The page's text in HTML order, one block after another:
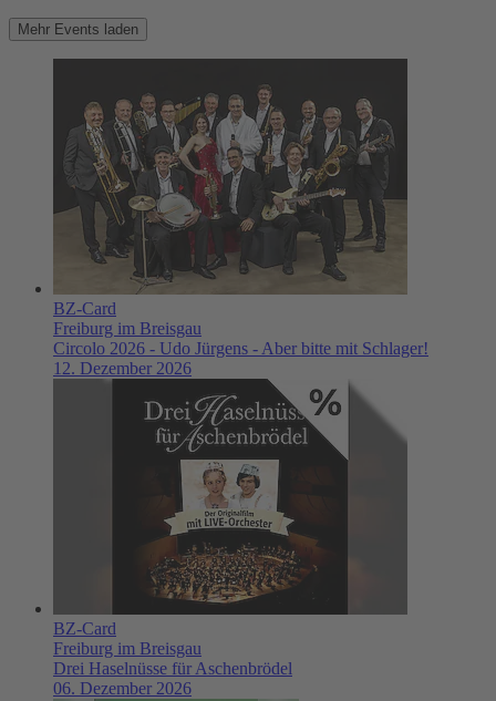
Mehr Events laden
BZ-Card
Freiburg im Breisgau
Circolo 2026 - Udo Jürgens - Aber bitte mit Schlager!
12. Dezember 2026
BZ-Card
Freiburg im Breisgau
Drei Haselnüsse für Aschenbrödel
06. Dezember 2026